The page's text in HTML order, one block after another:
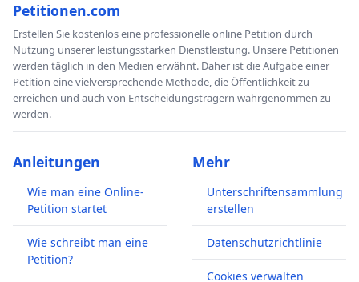
Petitionen.com
Erstellen Sie kostenlos eine professionelle online Petition durch
Nutzung unserer leistungsstarken Dienstleistung. Unsere Petitionen
werden täglich in den Medien erwähnt. Daher ist die Aufgabe einer
Petition eine vielversprechende Methode, die Öffentlichkeit zu
erreichen und auch von Entscheidungsträgern wahrgenommen zu
werden.
Anleitungen
Wie man eine Online-
Petition startet
Wie schreibt man eine
Petition?
Mehr
Unterschriftensammlung
erstellen
Datenschutzrichtlinie
Cookies verwalten